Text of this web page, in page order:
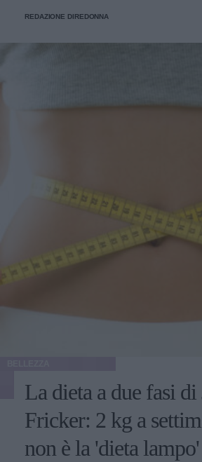
REDAZIONE DIREDONNA
La dieta a due fasi di
Fricker: 2 kg a
non è la 'dieta lampo'